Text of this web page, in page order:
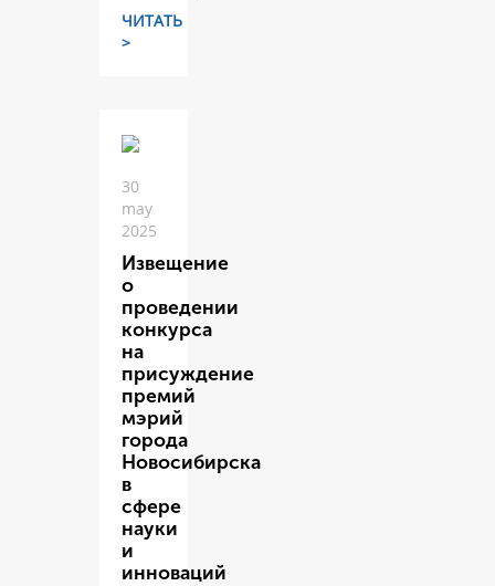
ЧИТАТЬ
>
30
may
2025
Извещение
о
проведении
конкурса
на
присуждение
премий
мэрий
города
Новосибирска
в
сфере
науки
и
инноваций